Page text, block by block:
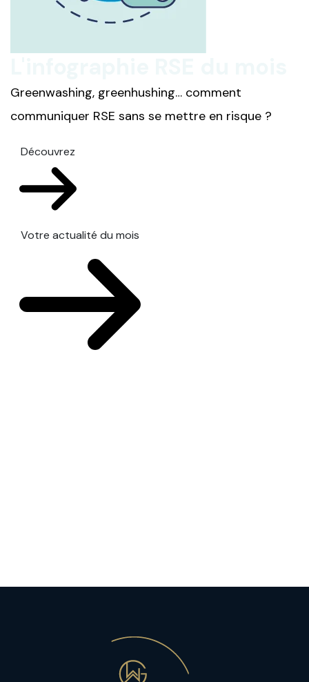
Greenwashing, greenhushing… comment
communiquer RSE sans se mettre en risque ?
Découvrez
Votre actualité du mois